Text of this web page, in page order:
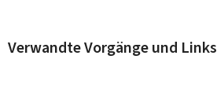
Verwandte Vorgänge und Links